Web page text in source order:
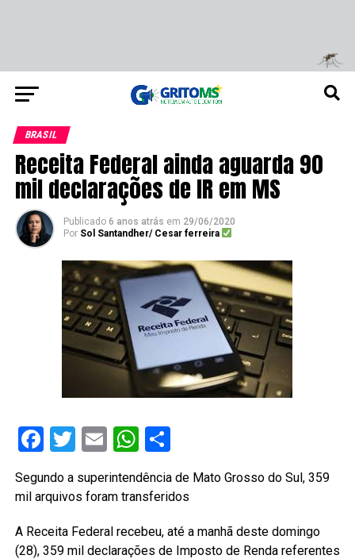
BRASIL
Receita Federal ainda aguarda 90
mil declarações de IR em MS
Publicado 6 anos atrás em 29/06/2020
Por Sol Santandher/ Cesar ferreira
Facebook
Twitter
EmailWhatsApp
Share
Segundo a superintendência de Mato Grosso do Sul, 359
mil arquivos foram transferidos
A Receita Federal recebeu, até a manhã deste domingo
(28), 359 mil declarações de Imposto de Renda referentes